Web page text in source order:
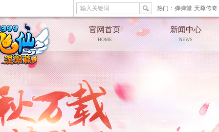
输入关键词 热门： 弹弹堂 天尊传奇
官网首页
HOME
新闻中心
NEWS